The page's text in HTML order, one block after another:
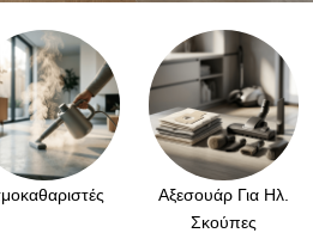
Αξεσουάρ Για Ηλ.
Σκούπες